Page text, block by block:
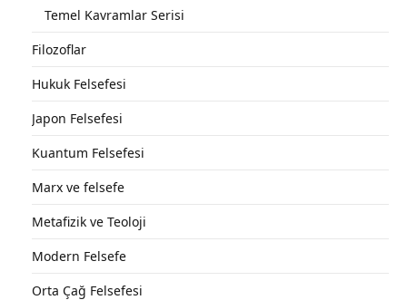
Temel Kavramlar Serisi
Filozoflar
Hukuk Felsefesi
Japon Felsefesi
Kuantum Felsefesi
Marx ve felsefe
Metafizik ve Teoloji
Modern Felsefe
Orta Çağ Felsefesi